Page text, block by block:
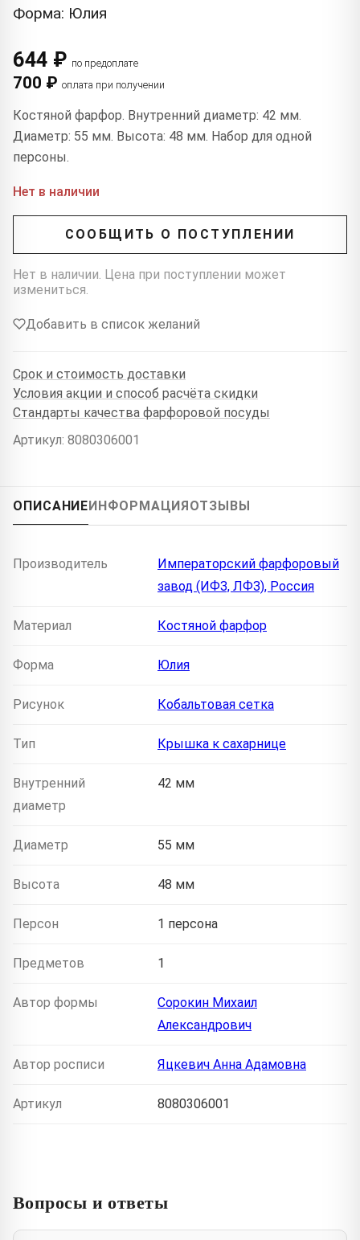
Форма: Юлия
644 ₽ по предоплате
700 ₽ оплата при получении
Костяной фарфор. Внутренний диаметр: 42 мм.
Диаметр: 55 мм. Высота: 48 мм. Набор для одной
персоны.
Нет в наличии
СООБЩИТЬ О ПОСТУПЛЕНИИ
Нет в наличии. Цена при поступлении может
измениться.
Добавить в список желаний
Срок и стоимость доставки
Условия акции и способ расчёта скидки
Стандарты качества фарфоровой посуды
Артикул: 8080306001
ОПИСАНИЕИНФОРМАЦИЯОТЗЫВЫ
Производитель
Императорский фарфоровый
завод (ИФЗ, ЛФЗ), Россия
Материал Костяной фарфор
Форма Юлия
Рисунок Кобальтовая сетка
Тип Крышка к сахарнице
Внутренний
диаметр
42 мм
Диаметр 55 мм
Высота 48 мм
Персон 1 персона
Предметов 1
Автор формы
Сорокин Михаил
Александрович
Автор росписи Яцкевич Анна Адамовна
Артикул 8080306001
Вопросы и ответы